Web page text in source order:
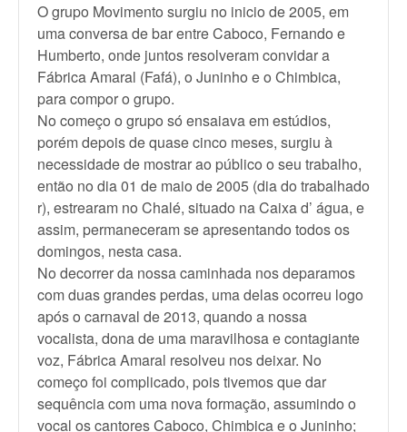
O grupo Movimento surgiu no inicio de 2005, em
uma conversa de bar entre Caboco, Fernando e
Humberto, onde juntos resolveramconvidar a
Fábrica Amaral (Fafá), o Juninho e o Chimbica,
para compor o grupo.
No começo o grupo só ensaiava em estúdios,
porém depois de quase cinco meses, surgiu à
necessidade de mostrar ao público o seu trabalho,
então no dia 01 de maio de 2005 (dia do trabalhado
r), estrearam no Chalé, situado na Caixa d’ água, e
assim, permaneceram se apresentando todos os
domingos, nesta casa.
No decorrer da nossa caminhada nos deparamos
com duas grandes perdas, uma delas ocorreu logo
após o carnaval de 2013, quando a nossa
vocalista, dona de uma maravilhosa e contagiante
voz, Fábrica Amaral resolveu nos deixar. No
começo foi complicado, pois tivemos que dar
sequência com uma nova formação, assumindo o
vocal os cantores Caboco, Chimbica e o Juninho;